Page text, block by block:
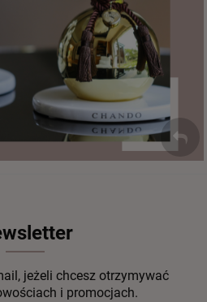
jeżeli chcesz otrzymywać
i promocjach.